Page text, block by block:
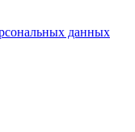
данных